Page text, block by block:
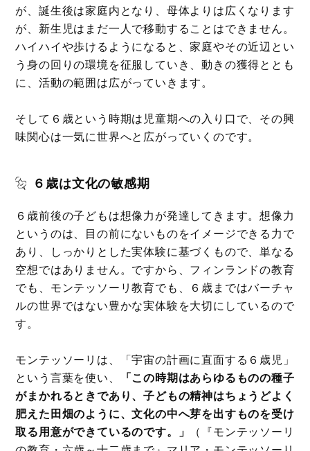
が、誕生後は家庭内となり、母体よりは広くなります
が、新生児はまだ一人で移動することはできません。
ハイハイや歩けるようになると、家庭やその近辺とい
う身の回りの環境を征服していき、動きの獲得ととも
に、活動の範囲は広がっていきます。
そして６歳という時期は児童期への入り口で、その興
味関心は一気に世界へと広がっていくのです。
６歳は文化の敏感期
６歳前後の子どもは想像力が発達してきます。想像力
というのは、目の前にないものをイメージできる力で
あり、しっかりとした実体験に基づくもので、単なる
空想ではありません。ですから、フィンランドの教育
でも、モンテッソーリ教育でも、６歳まではバーチャ
ルの世界ではない豊かな実体験を大切にしているので
す。
モンテッソーリは、「宇宙の計画に直面する６歳児」
という言葉を使い、
「この時期はあらゆるものの種子
がまかれるときであり、子どもの精神はちょうどよく
肥えた田畑のように、文化の中へ芽を出すものを受け
取る用意ができているのです。」
（『モンテッソーリ